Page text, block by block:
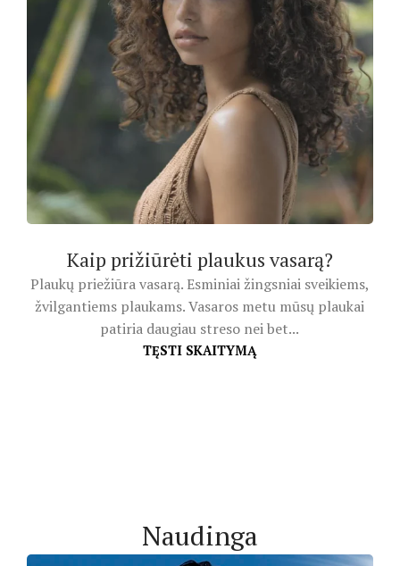
Kaip prižiūrėti plaukus vasarą?
Plaukų priežiūra vasarą. Esminiai žingsniai sveikiems,
žvilgantiems plaukams. Vasaros metu mūsų plaukai
patiria daugiau streso nei bet...
TĘSTI SKAITYMĄ
Naudinga